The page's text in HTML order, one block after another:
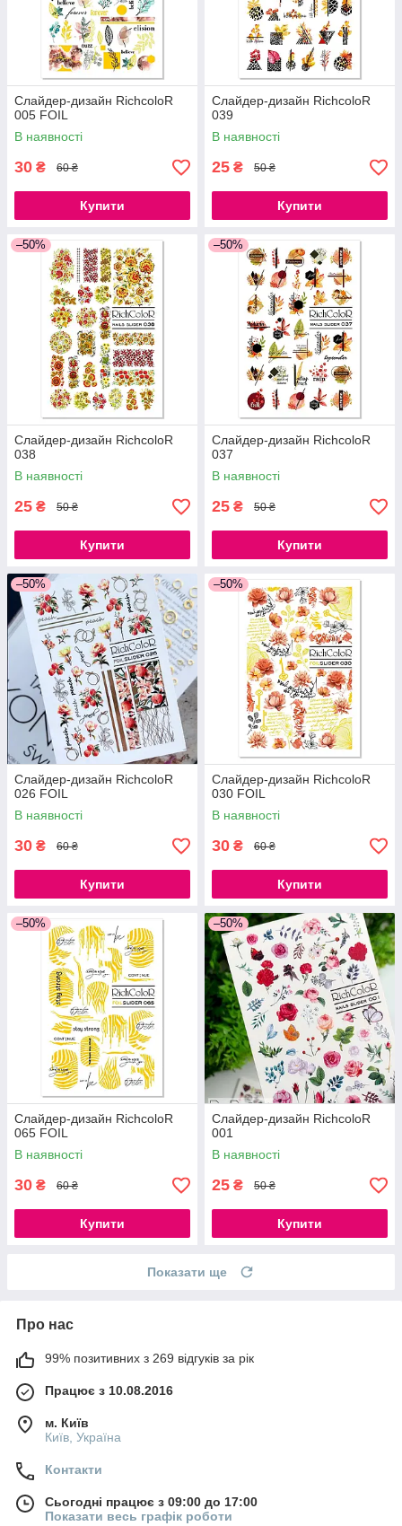
Слайдер-дизайн RichcoloR
005 FOIL
В наявності
30 ₴ 60 ₴
Купити
Слайдер-дизайн RichcoloR
039
В наявності
25 ₴ 50 ₴
Купити
–50%
Слайдер-дизайн RichcoloR
038
В наявності
25 ₴ 50 ₴
Купити
–50%
Слайдер-дизайн RichcoloR
037
В наявності
25 ₴ 50 ₴
Купити
–50%
Слайдер-дизайн RichcoloR
026 FOIL
В наявності
30 ₴ 60 ₴
Купити
–50%
Слайдер-дизайн RichcoloR
030 FOIL
В наявності
30 ₴ 60 ₴
Купити
–50%
Слайдер-дизайн RichcoloR
065 FOIL
В наявності
30 ₴ 60 ₴
Купити
–50%
Слайдер-дизайн RichcoloR
001
В наявності
25 ₴ 50 ₴
Купити
Показати ще
Про нас
99% позитивних з 269 відгуків за рік
Працює з 10.08.2016
м. Київ
Київ, Україна
Контакти
Сьогодні працює з 09:00 до 17:00
Показати весь графік роботи